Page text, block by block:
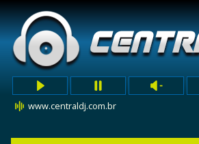
www.centraldj.com.br